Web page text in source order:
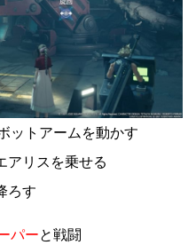
ットアームを動かす
アリスを乗せる
ろす
パーと戦闘